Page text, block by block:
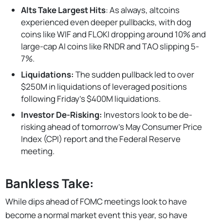
Alts Take Largest Hits: As always, altcoins
experienced even deeper pullbacks, with dog
coins like WIF and FLOKI dropping around 10% and
large-cap AI coins like RNDR and TAO slipping 5-
7%.
Liquidations: The sudden pullback led to over
$250M in liquidations of leveraged positions
following Friday's $400M liquidations.
Investor De-Risking: Investors look to be de-
risking ahead of tomorrow's May Consumer Price
Index (CPI) report and the Federal Reserve
meeting.
Bankless Take:
While dips ahead of FOMC meetings look to have
become a normal market event this year, so have